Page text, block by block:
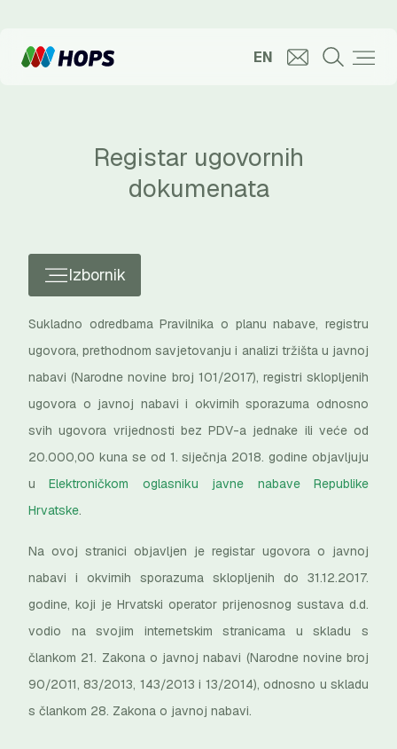
EN
Registar ugovornih
dokumenata
Izbornik
Sukladno odredbama Pravilnika o planu nabave, registru
ugovora, prethodnom savjetovanju i analizi tržišta u javnoj
nabavi (Narodne novine broj 101/2017), registri sklopljenih
ugovora o javnoj nabavi i okvirnih sporazuma odnosno
svih ugovora vrijednosti bez PDV-a jednake ili veće od
20.000,00 kuna se od 1. siječnja 2018. godine objavljuju
uElektroničkom oglasniku javne nabave Republike
Hrvatske.
Na ovoj stranici objavljen je registar ugovora o javnoj
nabavi i okvirnih sporazuma sklopljenih do 31.12.2017.
godine, koji je Hrvatski operator prijenosnog sustava d.d.
vodio na svojim internetskim stranicama u skladu s
člankom 21. Zakona o javnoj nabavi (Narodne novine broj
90/2011, 83/2013, 143/2013 i 13/2014), odnosno u skladu
s člankom 28. Zakona o javnoj nabavi.